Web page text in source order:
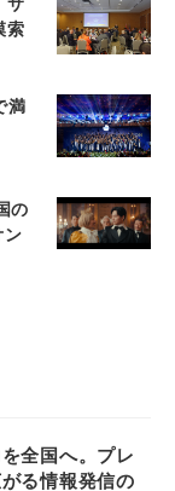
索
満
の
ン
全国へ。プレ
る情報発信の